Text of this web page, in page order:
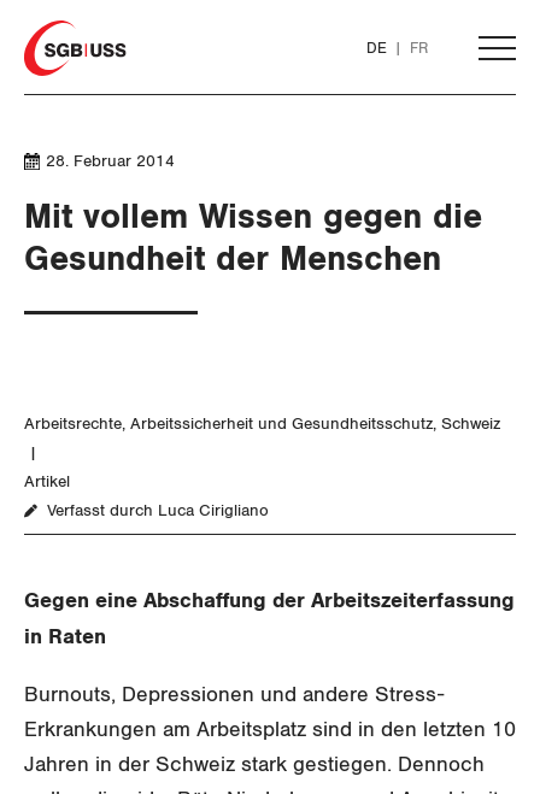
Home
DE FR
THEMEN
Flankierende Massnahmen und
Arbeitsrechte
WIRTSCHAFT
Finanzen und Steuerpolitik
SOZIALPOLITIK
28. Februar 2014
Mit vollem Wissen gegen die
Gesundheit der Menschen
Arbeitsrechte Arbeitssicherheit und Gesundheitsschutz Schweiz
Artikel
Verfasst durch Luca Cirigliano
Gegen eine Abschaffung der Arbeitszeiterfassung
in Raten
Burnouts, Depressionen und andere Stress-
Erkrankungen am Arbeitsplatz sind in den letzten 10
Jahren in der Schweiz stark gestiegen. Dennoch